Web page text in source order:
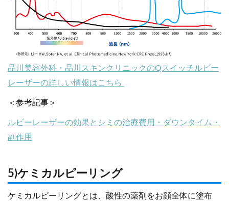
品川美容外科・品川スキンクリニックのQスイッチルビー
レーザーの詳しい情報はこちら
＜参考記事＞
ルビーレーザーの効果とシミの治療費用・ダウンタイム・
副作用
5)ケミカルピーリング
ケミカルピーリングとは、酸性の薬剤をお顔全体に塗布